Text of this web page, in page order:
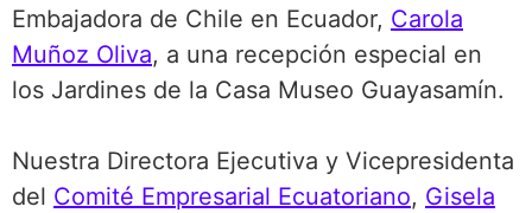
Embajadora de Chile en Ecuador, Carola
Muñoz Oliva, a una recepción especial en
los Jardines de la Casa Museo Guayasamín.
Nuestra Directora Ejecutiva y Vicepresidenta
del Comité Empresarial Ecuatoriano, Gisela